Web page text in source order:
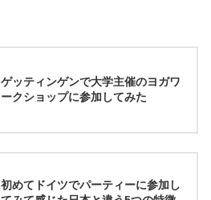
ゲッティンゲンで大学主催のヨガワ
ークショップに参加してみた
初めてドイツでパーティーに参加し